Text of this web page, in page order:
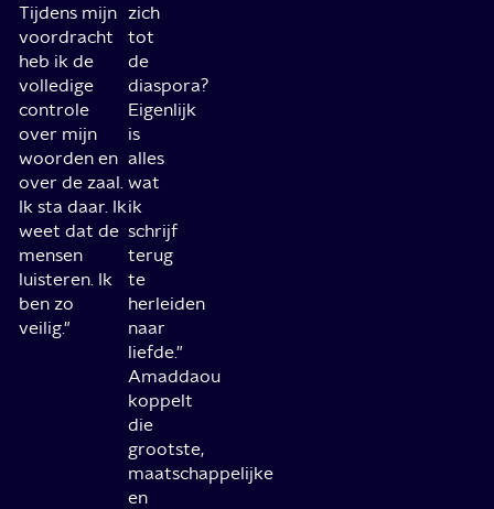
Tijdens mijn
voordracht
heb ik de
volledige
controle
over mijn
woorden en
over de zaal.
Ik sta daar. Ik
weet dat de
mensen
luisteren. Ik
ben zo
veilig."
zich
tot
de
diaspora?
Eigenlijk
is
alles
wat
ik
schrijf
terug
te
herleiden
naar
liefde."
Amaddaou
koppelt
die
grootste,
maatschappelijke
en